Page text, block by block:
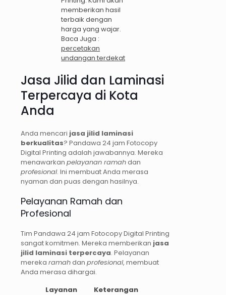
memberikan hasil
terbaik dengan
harga yang wajar.
Baca Juga :
percetakan
undangan terdekat
Jasa Jilid dan Laminasi
Terpercaya di Kota
Anda
Anda mencari jasa jilid laminasi
berkualitas? Pandawa 24 jam Fotocopy
Digital Printing adalah jawabannya. Mereka
menawarkan pelayanan ramahdan
profesional. Ini membuat Anda merasa
nyaman dan puas dengan hasilnya.
Pelayanan Ramah dan
Profesional
Tim Pandawa 24 jam Fotocopy Digital Printing
sangat komitmen. Mereka memberikan jasa
jilid laminasi terpercaya. Pelayanan
mereka ramahdan profesional, membuat
Anda merasa dihargai.
Layanan
Keterangan